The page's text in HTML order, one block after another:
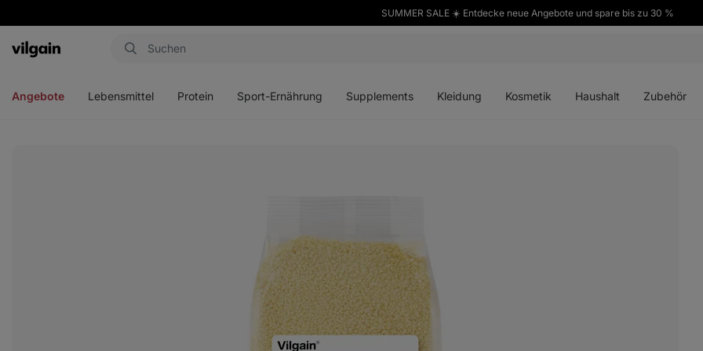
SUMMER SALE ☀️ Entdecke neue Angebote und spare bis zu 30 %
Aktin
Angebote Lebensmittel Protein Sport-Ernährung Supplements Kleidung Kosmetik Haushalt Zubehör